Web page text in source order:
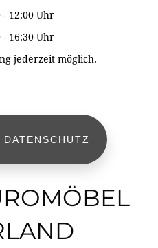
12:00 Uhr
Uhr
jederzeit möglich.